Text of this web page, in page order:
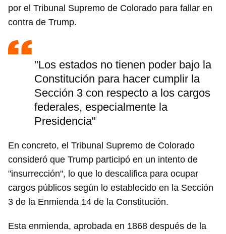
por el Tribunal Supremo de Colorado para fallar en
contra de Trump.
"Los estados no tienen poder bajo la
Constitución para hacer cumplir la
Sección 3 con respecto a los cargos
federales, especialmente la
Presidencia"
En concreto, el Tribunal Supremo de Colorado
consideró que Trump participó en un intento de
"insurrección", lo que lo descalifica para ocupar
cargos públicos según lo establecido en la Sección
3 de la Enmienda 14 de la Constitución.
Esta enmienda, aprobada en 1868 después de la